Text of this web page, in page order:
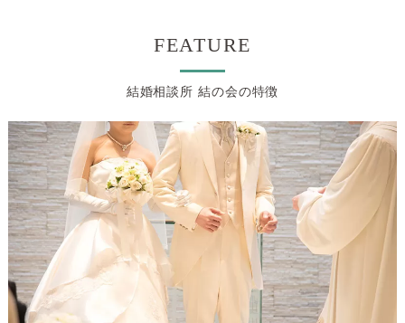
結婚相談所 結の会の特徴
FEATURE